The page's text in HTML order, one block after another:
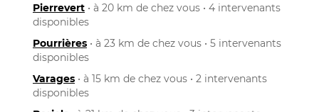
Pierrevert • à 20 km de chez vous • 4 intervenants
disponibles
Pourrières • à 23 km de chez vous • 5 intervenants
disponibles
Varages • à 15 km de chez vous • 2 intervenants
disponibles